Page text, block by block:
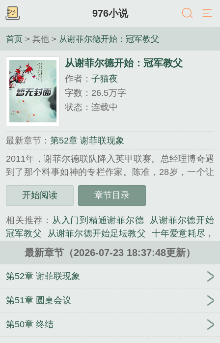
976小说
首页 > 其他 > 从谢菲尔德开始：冠军教父
从谢菲尔德开始：冠军教父
作者： 子猫夜
字数：26.5万字
状态：连载中
最新章节： 第52章 谢菲联现象
2011年，谢菲尔德联队降入英甲联赛。总经理博奇遇
到了那个料事如神的专栏作家。陈准，28岁，一个让
安切洛蒂哑口无言，让弗格森称赞的战术天才。“这会
是一段传奇故事的开篇，不是吗？”“我倒楣了这么
到欧冠联赛，从谢菲尔德联开始，这是一个属于冠军
教父的故事。...
《从谢菲尔德开始：冠军教父》是子猫夜精心创作的
开始阅读 章节目录
相关推荐： 从入门到精通谢菲尔德
从谢菲尔德开始
冠军教父
从谢菲尔德开始足坛教父
十年爱意耗尽，
我提离婚你哭什么
足球：从利物浦青训开始 在迷宫
狂潮里沉迷种田有错吗？
重生后，我帮濒危动物发
家
天灾机械师 穿梭位面？转手跟国家合作！
花都
光 复兴罗马：以奥古斯都之名
九劫剑
略！ 震惊！帝圣尊师居然是凡人
大明：从汉中王到
最新章节（2026-07-23 18:37:48更新）
第52章 谢菲联现象
第51章 圆桌会议
第50章 终结